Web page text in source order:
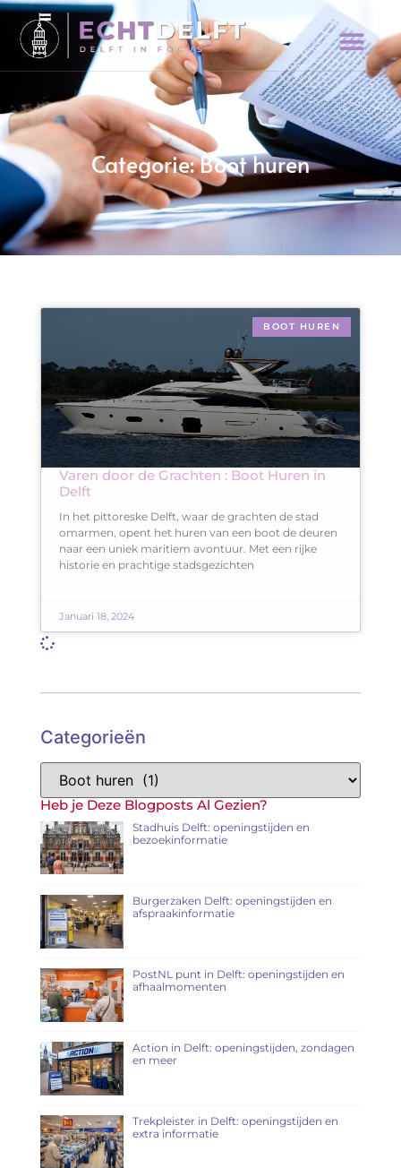
Categorie: Boot huren
Categorieën
Heb je Deze Blogposts Al Gezien?
Stadhuis Delft: openingstijden en
bezoekinformatie
Burgerzaken Delft: openingstijden en
afspraakinformatie
PostNL punt in Delft: openingstijden en
afhaalmomenten
Action in Delft: openingstijden, zondagen
en meer
Trekpleister in Delft: openingstijden en
extra informatie
BOOT HUREN
Varen door de Grachten : Boot Huren in
Delft
In het pittoreske Delft, waar de grachten de stad
omarmen, opent het huren van een boot de deuren
naar een uniek maritiem avontuur. Met een rijke
historie en prachtige stadsgezichten
Januari 18, 2024